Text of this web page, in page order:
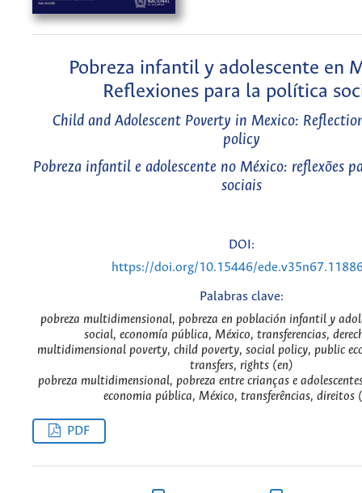
Pobreza infantil y adolescente en
Reflexiones para la política
Child and Adolescent Poverty in Mexico:
policy
Pobreza infantil e adolescente no México: reflexões
sociais
DOI:
https://doi.org/10.15446/
Palabras clave:
pobreza multidimensional, pobreza en población infantil y
social, economía pública, México, transferencias,
multidimensional poverty, child poverty, social policy, public
transfers, rights (en)
pobreza multidimensional, pobreza entre crianças e
economia pública, México, transferências, direitos
PDF